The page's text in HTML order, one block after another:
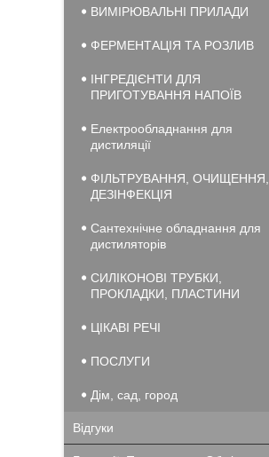
ВИМІРЮВАЛЬНІ ПРИЛАДИ
ФЕРМЕНТАЦІЯ ТА РОЗЛИВ
ІНГРЕДІЄНТИ ДЛЯ
ПРИГОТУВАННЯ НАПОЇВ
Електрообладнання для
дистиляції
ФІЛЬТРУВАННЯ, ОЧИЩЕННЯ,
ДЕЗІНФЕКЦІЯ
Сантехнічне обладнання для
дистиляторів
СИЛІКОНОВІ ТРУБКИ,
ПРОКЛАДКИ, ПЛАСТИНИ
ЦІКАВІ РЕЧІ
ПОСЛУГИ
Дім, сад, город
Відгуки